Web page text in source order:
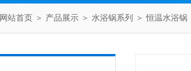
网站首页 ＞ 产品展示 ＞ 水浴锅系列 ＞恒温水浴锅